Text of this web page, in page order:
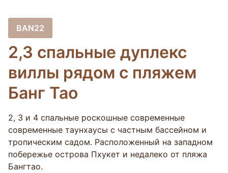
BAN22
2,3 спальные дуплекс
виллы рядом с пляжем
Банг Тао
2, 3 и 4 спальные роскошные современные
современные таунхаусы с частным бассейном и
тропическим садом. Расположенный на западном
побережье острова Пхукет и недалеко от пляжа
Бангтао.